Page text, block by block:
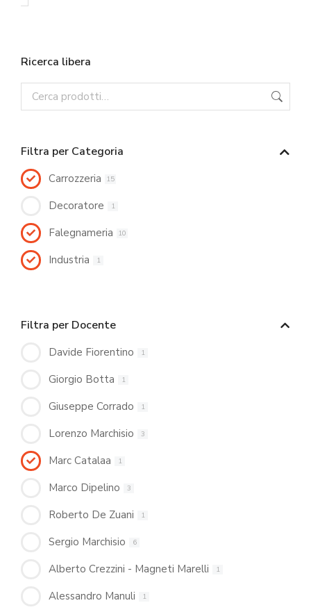
Ricerca libera
Filtra per Categoria
Carrozzeria 15
Decoratore 1
Falegnameria 10
Industria 1
Filtra per Docente
Davide Fiorentino 1
Giorgio Botta 1
Giuseppe Corrado 1
Lorenzo Marchisio 3
Marc Catalaa 1
Marco Dipelino 3
Roberto De Zuani 1
Sergio Marchisio 6
Alberto Crezzini - Magneti Marelli 1
Alessandro Manuli 1